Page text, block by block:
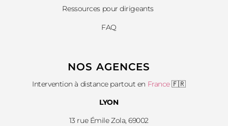
Ressources pour dirigeants
FAQ
NOS AGENCES
Intervention à distance partout en France🇫🇷
LYON
13 rue Émile Zola, 69002